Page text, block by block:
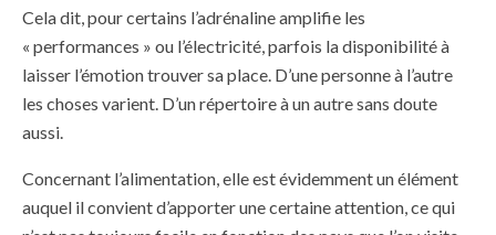
Cela dit, pour certains l’adrénaline amplifie les
« performances » ou l’électricité, parfois la disponibilité à
laisser l’émotion trouver sa place. D’une personne à l’autre
les choses varient. D’un répertoire à un autre sans doute
aussi.
Concernant l’alimentation, elle est évidemment un élément
auquel il convient d’apporter une certaine attention, ce qui